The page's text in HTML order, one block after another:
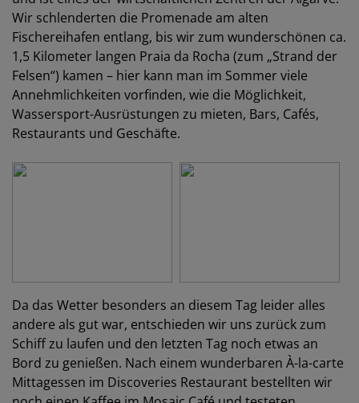
Wir schlenderten die Promenade am alten
Fischereihafen entlang, bis wir zum wunderschönen ca.
1,5 Kilometer langen Praia da Rocha (zum „Strand der
Felsen“) kamen – hier kann man im Sommer viele
Annehmlichkeiten vorfinden, wie die Möglichkeit,
Wassersport-Ausrüstungen zu mieten, Bars, Cafés,
Restaurants und Geschäfte.
Da das Wetter besonders an diesem Tag leider alles
andere als gut war, entschieden wir uns zurück zum
Schiff zu laufen und den letzten Tag noch etwas an
Bord zu genießen. Nach einem wunderbaren À-la-carte
Mittagessen im Discoveries Restaurant bestellten wir